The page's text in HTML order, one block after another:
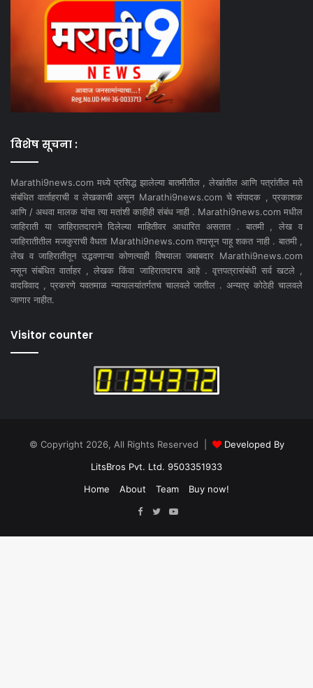
विशेष सूचना :
Marathi9news.com मध्ये प्रसिद्ध झालेल्या बातमीतील , लेखांतील आणि पत्रांतील मते
संबंधित वार्ताहराची व लेखकाची असून Marathi9news.com चे संपादक , प्रकाशक
आणि / अथवा मालक यांचा त्या मतांशी काहीही संबंध नाही . Marathi9news.com मधील
जाहिराती या जाहिरातदाराने दिलेल्या माहितीवर आधारित असतात . बातमी , लेख व
जाहिरातीतील मजकुराची वैधता Marathi9news.com तपासून पाहू शकत नाही . बातमी ,
लेख व जाहिरातीतून उद्भवणाऱ्या कोणत्याही विषयाला जबाबदार Marathi9news.com
नसून संबंधित वार्ताहर , लेखक किंवा जाहिरातदारच आहे . वृत्तपत्रासंबंधी सर्व खटले ,
वादविवाद , प्रकरणे यवतमाळ न्यायालयांतर्गतच चालवले जातील . अन्यत्र कोठेही चालवले
जाणार नाहीत.
Visitor counter
© Copyright 2026, All Rights Reserved |
Developed By
LitsBros Pvt. Ltd. 9503351933
Home
About Team
Buy now!
Facebook
TwitterYouTube